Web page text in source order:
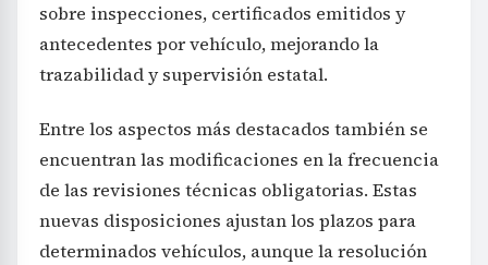
sobre inspecciones, certificados emitidos y
antecedentes por vehículo, mejorando la
trazabilidad y supervisión estatal.
Entre los aspectos más destacados también se
encuentran las modificaciones en la frecuencia
de las revisiones técnicas obligatorias. Estas
nuevas disposiciones ajustan los plazos para
determinados vehículos, aunque la resolución